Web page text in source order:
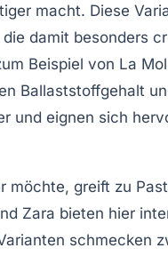
macht. Diese
die damit besonders
Beispiel von La
Ballaststoffgehalt
und eignen sich
möchte, greift zu
Zara bieten hier
schmecken